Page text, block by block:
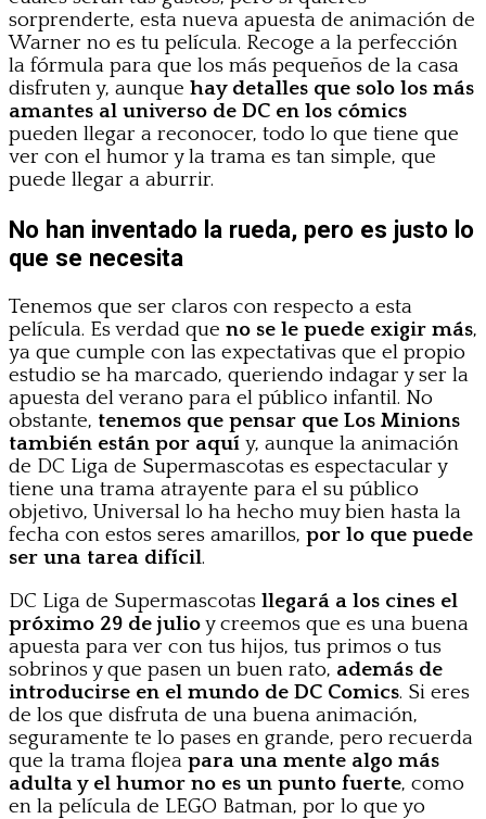
sorprenderte, esta nueva apuesta de animación de
Warner no es tu película. Recoge a la perfección
la fórmula para que los más pequeños de la casa
disfruten y, aunque hay detalles que solo los más
amantes al universo de DC en los cómics
pueden llegar a reconocer, todo lo que tiene que
ver con el humor y la trama es tan simple, que
puede llegar a aburrir.
No han inventado la rueda, pero es justo lo
que se necesita
Tenemos que ser claros con respecto a esta
película. Es verdad que no se le puede exigir más,
ya que cumple con las expectativas que el propio
estudio se ha marcado, queriendo indagar y ser la
apuesta del verano para el público infantil. No
obstante, tenemos que pensar que Los Minions
también están por aquí y, aunque la animación
de DC Liga de Supermascotas es espectacular y
tiene una trama atrayente para el su público
objetivo, Universal lo ha hecho muy bien hasta la
fecha con estos seres amarillos, por lo que puede
ser una tarea difícil.
DC Liga de Supermascotas llegará a los cines el
próximo 29 de julioy creemos que es una buena
apuesta para ver con tus hijos, tus primos o tus
sobrinos y que pasen un buen rato, además de
introducirse en el mundo de DC Comics. Si eres
de los que disfruta de una buena animación,
seguramente te lo pases en grande, pero recuerda
que la trama flojea para una mente algo más
adulta y el humor no es un punto fuerte, como
en la película de LEGO Batman, por lo que yo